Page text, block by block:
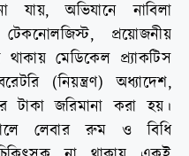
যায়, অভিযানে নাবিলা
প্রয়োজনীয়
মেডিকেল প্র্যাকটিস
(নিয়ন্ত্রণ) অধ্যাদেশ,
জরিমানা করা হয়।
লেবার রুম ও বিধি